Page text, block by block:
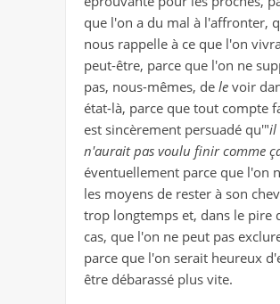
que l'on a du mal à l'affronter,
nous rappelle à ce que l'on
peut-être, parce que l'on ne
pas, nous-mêmes, de le voir
état-là, parce que tout compte
est sincèrement persuadé qu'"il
n'aurait pas voulu finir comme
éventuellement parce que l'on
les moyens de rester à son
trop longtemps et, dans le pire
cas, que l'on ne peut pas
parce que l'on serait heureux
être débarassé plus vite.